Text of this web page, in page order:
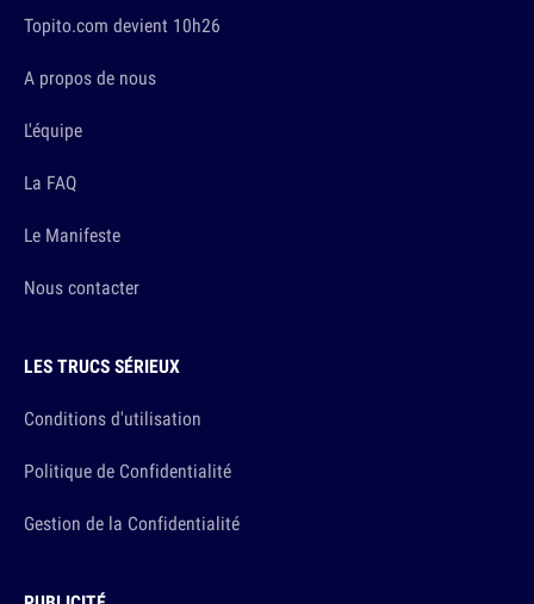
Topito.com devient 10h26
A propos de nous
L'équipe
La FAQ
Le Manifeste
Nous contacter
LES TRUCS SÉRIEUX
Conditions d'utilisation
Politique de Confidentialité
Gestion de la Confidentialité